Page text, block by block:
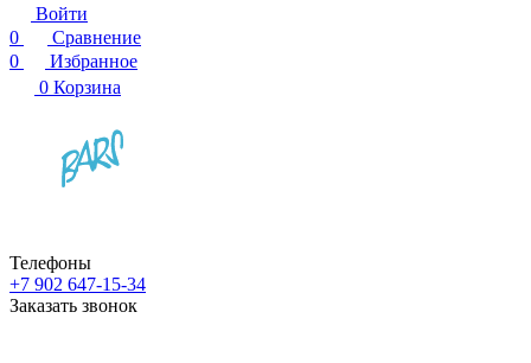
Войти
0
Сравнение
0
Избранное
0 Корзина
Телефоны
+7 902 647-15-34
Заказать звонок